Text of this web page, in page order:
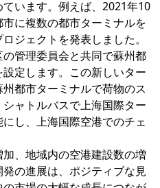
います。例えば、2021年10
に複数の都市ターミナルを
ジェクトを発表しました。
管理委員会と共同で蘇州都
定します。この新しいター
都市ターミナルで荷物のス
ャトルバスで上海国際ター
し、上海国際空港でのチェ
、地域内の空港建設数の増
の進展は、ポジティブな見